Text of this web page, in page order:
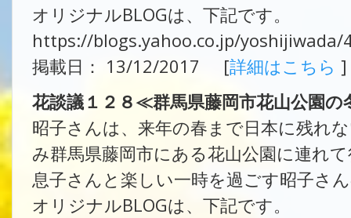
オリジナルBLOGは、下記です。
https://blogs.yahoo.co.jp/yoshijiwada/
掲載日： 13/12/2017 [詳細はこちら ]
花談議１２８≪群馬県藤岡市花山公園
昭子さんは、来年の春まで日本に残れ
み群馬県藤岡市にある花山公園に連れ
息子さんと楽しい一時を過ごす昭子さ
オリジナルBLOGは、下記です。